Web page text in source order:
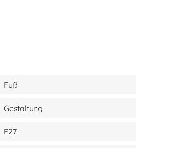
Fuß
Gestaltung
E27